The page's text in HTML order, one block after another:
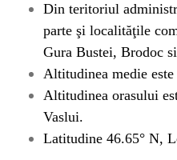
Din teritoriul
parte şi localităţile
Gura Bustei, Brodoc
Altitudinea medie este
Altitudinea orasului
Vaslui.
Latitudine 46.65° N,